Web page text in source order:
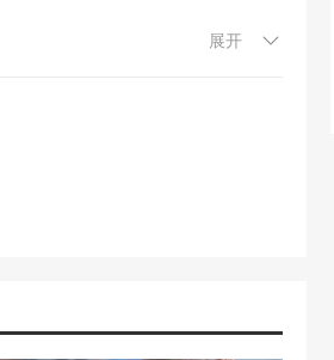
式怎么
展开